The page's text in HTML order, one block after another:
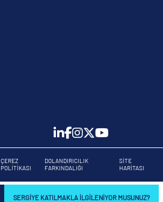
SERGIYE KATILMAKLA ILGILENIYOR MUSUNUZ?
ÇEREZ
POLITIKASI
DOLANDIRICILIK
FARKINDALIĞI
SITE
HARITASI